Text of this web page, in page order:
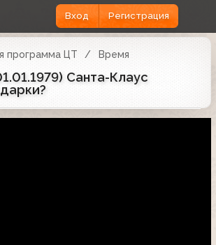
Вход Регистрация
программа ЦТ Время
Санта-Клаус